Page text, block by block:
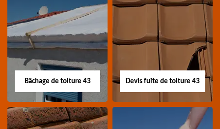
Nettoyage panneau
photovoltaïque 43
Professionnel en
nettoyage panneau
photovoltaïque 43
Devis pose de
gouttière 43
Devis pose de gouttière
43 Haute-Loire
Bâchage de toiture 43 Devis fuite de toiture 43